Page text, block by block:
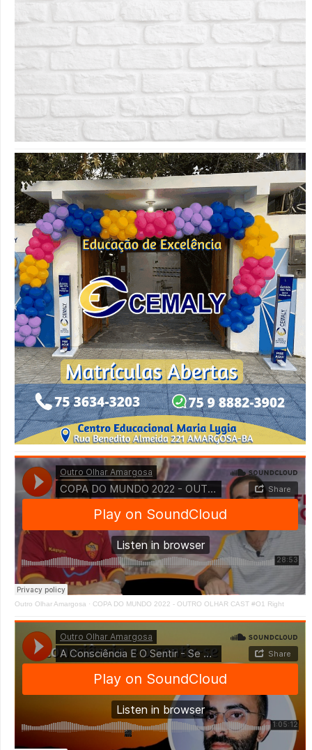
Outro Olhar Amargosa · COPA DO MUNDO 2022 - OUTRO OLHAR CAST #O1 Right